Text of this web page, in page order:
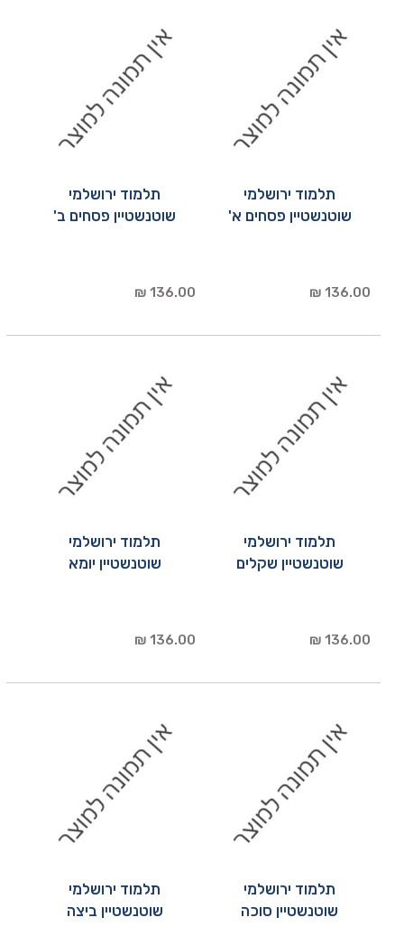
תלמוד ירושלמי
שוטנשטיין פסחים א'
136.00 ₪
תלמוד ירושלמי
שוטנשטיין פסחים ב'
136.00 ₪
תלמוד ירושלמי
שוטנשטיין שקלים
136.00 ₪
תלמוד ירושלמי
שוטנשטיין יומא
136.00 ₪
תלמוד ירושלמי
שוטנשטיין סוכה
תלמוד ירושלמי
שוטנשטיין ביצה